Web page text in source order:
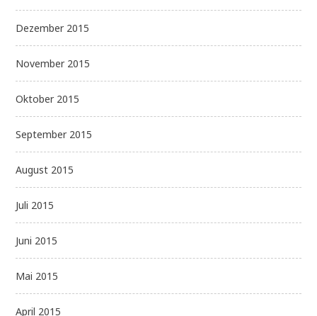
Dezember 2015
November 2015
Oktober 2015
September 2015
August 2015
Juli 2015
Juni 2015
Mai 2015
April 2015